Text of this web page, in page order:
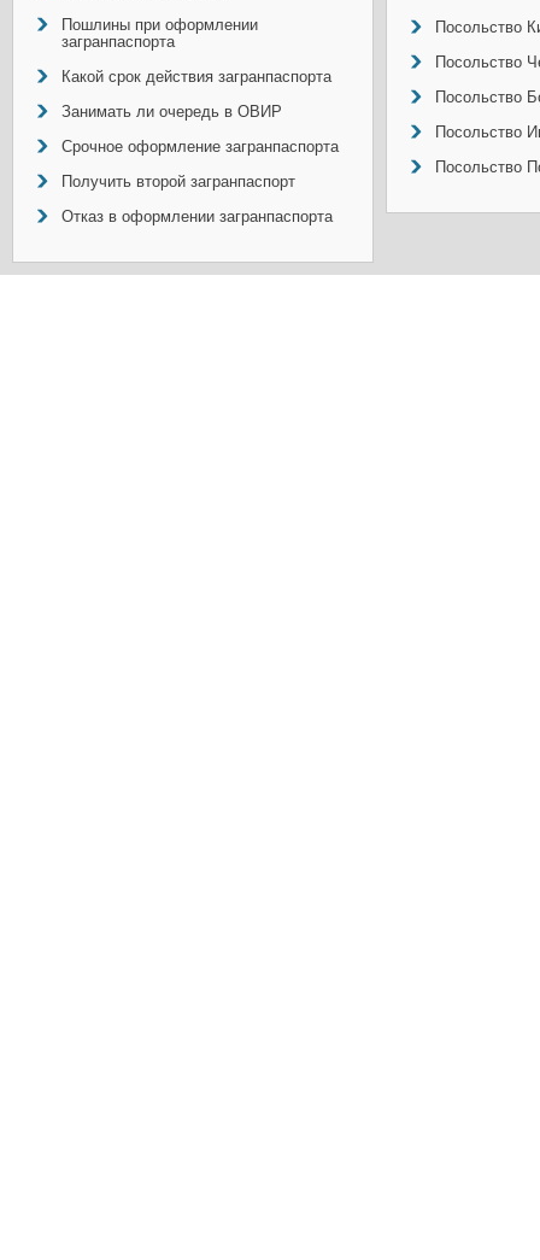
Пошлины при оформлении
загранпаспорта
Какой срок действия загранпаспорта
Занимать ли очередь в ОВИР
Срочное оформление загранпаспорта
Получить второй загранпаспорт
Отказ в оформлении загранпаспорта
Посольство
Посольство
Посольство
Посольство
Посольство